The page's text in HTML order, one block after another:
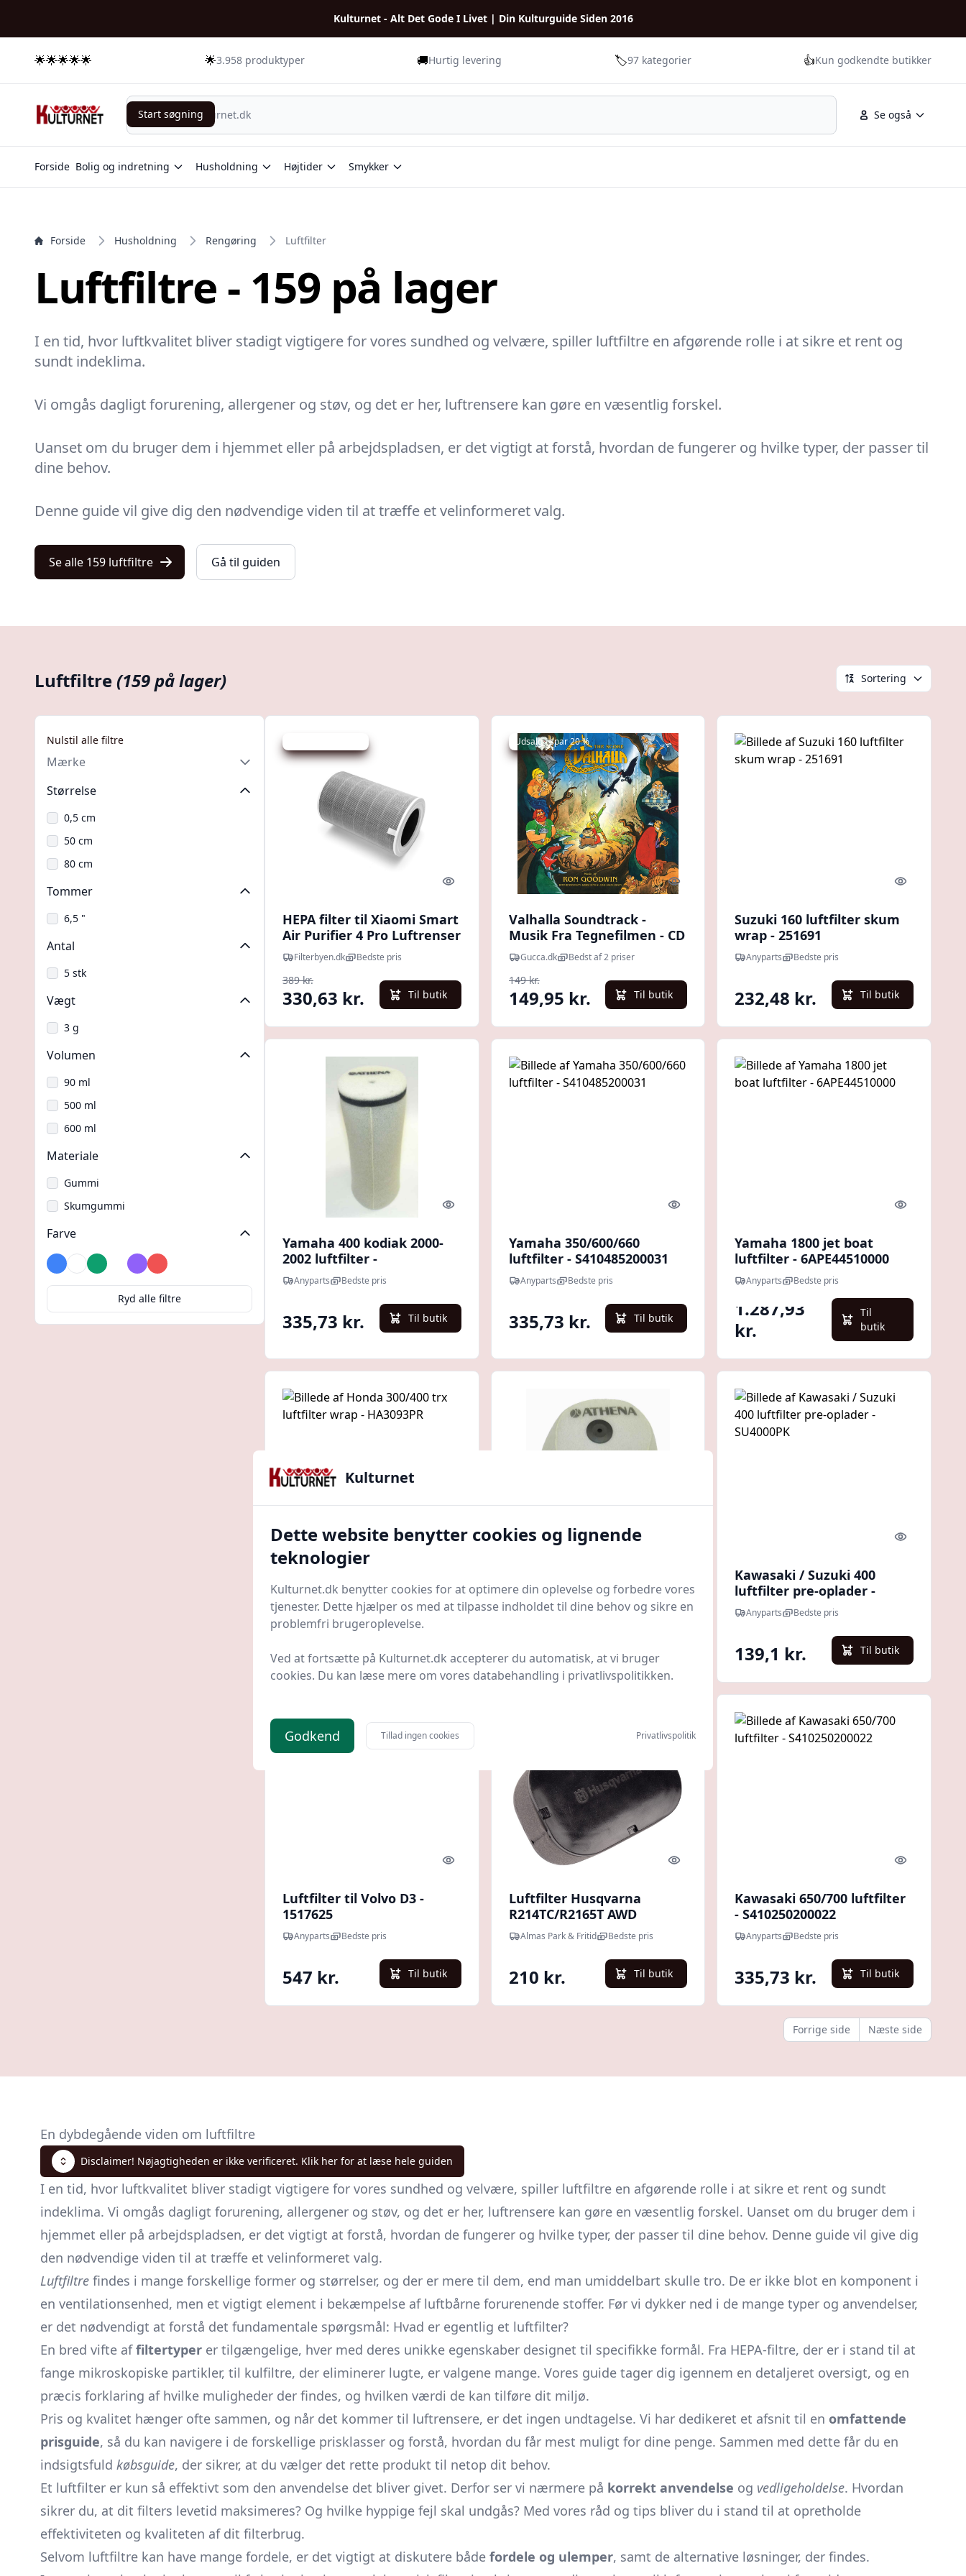
Kulturnet - Alt Det Gode I Livet | Din Kulturguide Siden 2016
🌟🌟🌟🌟🌟 🌟3.958 produktyper 🚚Hurtig levering 🏷️97 kategorier 👍Kun godkendte butikker
Se også
Start søgning
Start søgning
Forside Bolig og indretning Husholdning Højtider Smykker
Forside Husholdning Rengøring Luftfilter
Luftfiltre - 159 på lager
I en tid, hvor luftkvalitet bliver stadigt vigtigere for vores sundhed og velvære, spiller luftfiltre en afgørende rolle i at sikre et rent og
sundt indeklima.
Vi omgås dagligt forurening, allergener og støv, og det er her, luftrensere kan gøre en væsentlig forskel.
Uanset om du bruger dem i hjemmet eller på arbejdspladsen, er det vigtigt at forstå, hvordan de fungerer og hvilke typer, der passer til
dine behov.
Denne guide vil give dig den nødvendige viden til at træffe et velinformeret valg.
Se alle 159 luftfiltre Gå til guiden
Luftfiltre(159 på lager) Sortering
Nulstil alle filtre
Mærke
Størrelse
0,5 cm
50 cm
80 cm
Tommer
6,5 "
Antal
5 stk
Vægt
3 g
Volumen
90 ml
500 ml
600 ml
Materiale
Gummi
Skumgummi
Farve
Blå BrunGrøn HvidLillaRød
Ryd alle filtre
Quick look
HEPA filter til Xiaomi Smart
Air Purifier 4 Pro Luftrenser
Filterbyen.dk Bedste pris
389 kr.
330,63 kr. Til butik
Udsalg - spar 20 %
Quick look
Valhalla Soundtrack -
Musik Fra Tegnefilmen - CD
Gucca.dk Bedst af 2 priser
149 kr.
149,95 kr. Til butik
Quick look
Suzuki 160 luftfilter skum
wrap - 251691
Anyparts Bedste pris
232,48 kr. Til butik
Quick look
Yamaha 400 kodiak 2000-
2002 luftfilter -
S410485200028
Anyparts Bedste pris
335,73 kr. Til butik
Quick look
Yamaha 350/600/660
luftfilter - S410485200031
Anyparts Bedste pris
335,73 kr. Til butik
Quick look
Yamaha 1800 jet boat
luftfilter - 6APE44510000
Anyparts Bedste pris
1.287,93
kr.
Til
butik
Quick look
wrap - HA3093PR
Anyparts Bedste pris
185,74 kr.
S410210200026
Anyparts Bedste pris
405,83 kr.
Quick look
Kawasaki / Suzuki 400
luftfilter pre-oplader -
SU4000PK
Anyparts Bedste pris
139,1 kr. Til butik
Quick look
Luftfilter til Volvo D3 -
1517625
Anyparts Bedste pris
547 kr. Til butik
Quick look
Luftfilter Husqvarna
R214TC/R2165T AWD
Almas Park & Fritid Bedste pris
210 kr. Til butik
Quick look
Kawasaki 650/700 luftfilter
- S410250200022
Anyparts Bedste pris
335,73 kr. Til butik
Forrige side Næste side
En dybdegående viden om luftfiltre
Disclaimer! Nøjagtigheden er ikke verificeret. Klik her for at læse hele guiden
I en tid, hvor luftkvalitet bliver stadigt vigtigere for vores sundhed og velvære, spiller luftfiltre en afgørende rolle i at sikre et rent og sundt
indeklima. Vi omgås dagligt forurening, allergener og støv, og det er her, luftrensere kan gøre en væsentlig forskel. Uanset om du bruger dem i
hjemmet eller på arbejdspladsen, er det vigtigt at forstå, hvordan de fungerer og hvilke typer, der passer til dine behov. Denne guide vil give dig
den nødvendige viden til at træffe et velinformeret valg.
Luftfiltre findes i mange forskellige former og størrelser, og der er mere til dem, end man umiddelbart skulle tro. De er ikke blot en komponent i
en ventilationsenhed, men et vigtigt element i bekæmpelse af luftbårne forurenende stoffer. Før vi dykker ned i de mange typer og anvendelser,
er det nødvendigt at forstå det fundamentale spørgsmål: Hvad er egentlig et luftfilter?
En bred vifte affiltertyper er tilgængelige, hver med deres unikke egenskaber designet til specifikke formål. Fra HEPA-filtre, der er i stand til at
fange mikroskopiske partikler, til kulfiltre, der eliminerer lugte, er valgene mange. Vores guide tager dig igennem en detaljeret oversigt, og en
præcis forklaring af hvilke muligheder der findes, og hvilken værdi de kan tilføre dit miljø.
Pris og kvalitet hænger ofte sammen, og når det kommer til luftrensere, er det ingen undtagelse. Vi har dedikeret et afsnit til en omfattende
prisguide, så du kan navigere i de forskellige prisklasser og forstå, hvordan du får mest muligt for dine penge. Sammen med dette får du en
indsigtsfuld købsguide, der sikrer, at du vælger det rette produkt til netop dit behov.
Et luftfilter er kun så effektivt som den anvendelse det bliver givet. Derfor ser vi nærmere på korrekt anvendelse og vedligeholdelse. Hvordan
sikrer du, at dit filters levetid maksimeres? Og hvilke hyppige fejl skal undgås? Med vores råd og tips bliver du i stand til at opretholde
effektiviteten og kvaliteten af dit filterbrug.
Selvom luftfiltre kan have mange fordele, er det vigtigt at diskutere både fordele og ulemper, samt de alternative løsninger, der findes.
Kulturnet
Dette website benytter cookies og lignende
teknologier
Kulturnet.dk benytter cookies for at optimere din oplevelse og forbedre vores
tjenester. Dette hjælper os med at tilpasse indholdet til dine behov og sikre en
problemfri brugeroplevelse.
Ved at fortsætte på Kulturnet.dk accepterer du automatisk, at vi bruger
cookies. Du kan læse mere om vores databehandling i privatlivspolitikken.
Godkend Tillad ingen cookies Privatlivspolitik